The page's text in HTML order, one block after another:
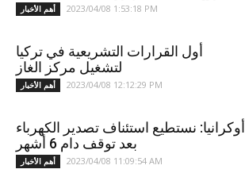
أهم الأخبار 2023/04/08 1:53:18 PM
أول القرارات التشريعية في تركيا
لتشغيل مركز الغاز
أهم الأخبار 2023/04/08 12:12:29 PM
أوكرانيا: نستطيع استئناف تصدير الكهرباء
بعد توقف دام 6 أشهر
أهم الأخبار 2023/04/08 11:09:54 AM